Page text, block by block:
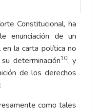
Constitucional, ha
enunciación de un
la carta política no
determinación10, y
de los derechos
:
como tales